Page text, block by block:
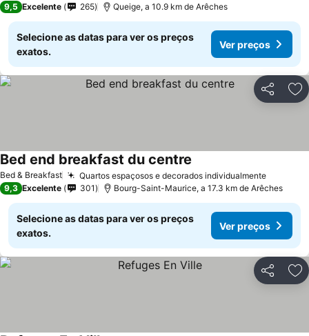
9,5 Excelente 265 Queige, a 10.9 km de Arêches
Selecione as datas para ver os preços
exatos.
Ver preços
Partilhar
Bed & Breakfast Quartos espaçosos e decorados individualmente
Bed end breakfast du centre
9,3 Excelente 301 Bourg-Saint-Maurice, a 17.3 km de Arêches
Selecione as datas para ver os preços
exatos.
Ver preços
Partilhar